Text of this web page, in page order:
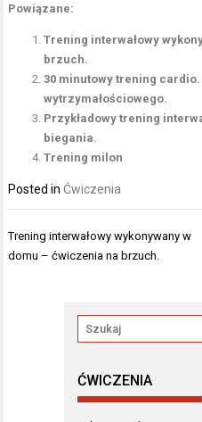
Powiązane:
Trening interwałowy
brzuch.
30 minutowy trening
wytrzymałościowego.
Przykładowy trening
biegania.
Trening milon
Posted in Ćwiczenia
Nawigacja
wpisu
Trening interwałowy wykonywany w
domu – ćwiczenia na brzuch.
ĆWICZENIA